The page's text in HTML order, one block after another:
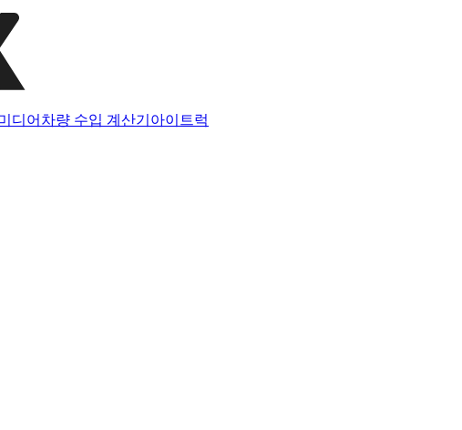
디어 차량 수입 계산기 아이트럭